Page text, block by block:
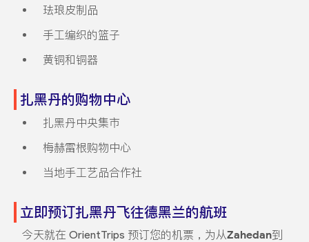
珐琅皮制品
手工编织的篮子
黄铜和铜器
扎黑丹的购物中心
扎黑丹中央集市
梅赫雷根购物中心
当地手工艺品合作社
立即预订扎黑丹飞往德黑兰的航班
今天就在 OrientTrips 预订您的机票，为从Zahedan到